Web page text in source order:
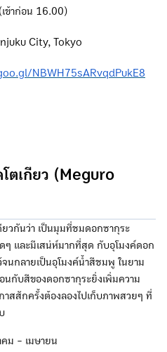
ข้าก่อน 16.00)
City, Tokyo
NBWH75sARvqdPukE8
ตเกียว (Meguro
วกันว่า เป็นมุมที่ชมดอกซากุระ
ดๆ และมีเสน่ห์มากที่สุด กับอุโมงค์ดอก
จนกลายเป็นอุโมงค์น้ำสีชมพู ในยาม
นกับสีของดอกซากุระยิ่งเพิ่มความ
าสสักครั้งต้องลองไปเก็บภาพสวยๆ ที่
คม - เมษายน